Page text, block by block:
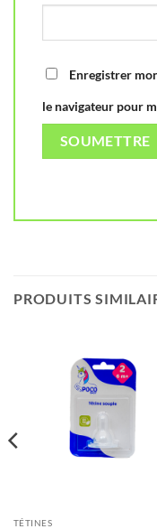
Enregistrer
le navigateur pour
PRODUITS
TÉTINES